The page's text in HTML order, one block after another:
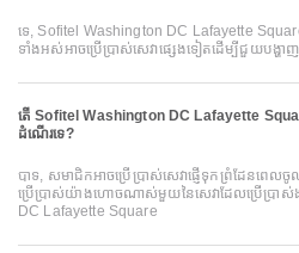
ទេ, Sofitel Washington DC Lafayette
ទាំងអស់អាចប្រើប្រាស់សេវាផ្សេងទៀតដើម្បីជួយបង្ហា
តើ Sofitel Washington DC Lafayette
ដំណើរទេ?
បាទ, សមាជិកអាចប្រើប្រាស់សេវាផ្ញើទុកព្រំដែនពេល
ប្រើប្រាស់យ៉ាងហោចណាស់មួយនៃសេវាដែលប្រើប្រ
DC Lafayette Square